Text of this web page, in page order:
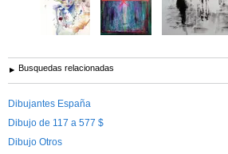
Busquedas relacionadas
Dibujantes España
Dibujo de 117 a 577 $
Dibujo Otros